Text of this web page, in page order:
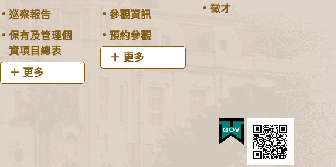
巡察報告
保有及管理個
資項目總表
更多
參觀資訊
預約參觀
更多
徵才